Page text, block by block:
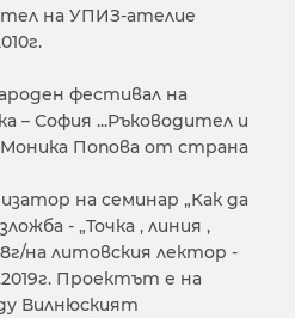
на УПИЗ-ателие
фестивал на
– София ...Ръководител и
Попова от страна
на семинар „Как да
- „Точка , линия ,
на литовския лектор -
Проектът е на
Вилнюският